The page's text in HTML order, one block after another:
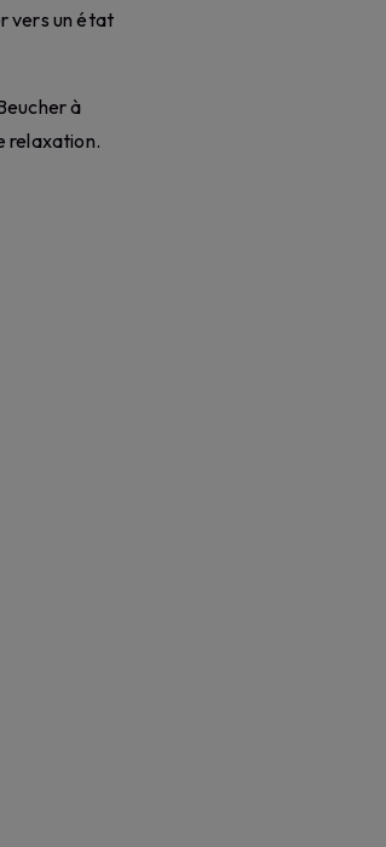
vers un état
à
relaxation.